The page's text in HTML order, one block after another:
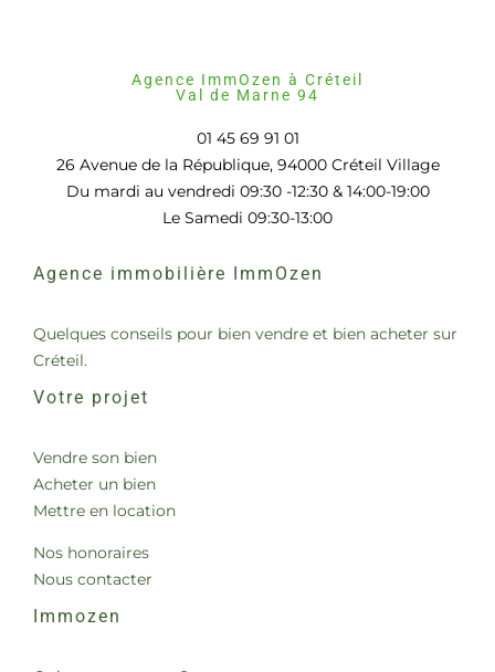
Agence ImmOzen à Créteil
Val de Marne 94
01 45 69 91 01
26 Avenue de la République, 94000 Créteil Village
Du mardi au vendredi 09:30 -12:30 & 14:00-19:00
Le Samedi 09:30-13:00
Agence immobilière ImmOzen
Quelques conseils pour bien vendre et bien acheter sur
Créteil.
Votre projet
Vendre son bien
Acheter un bien
Mettre en location
Nos honoraires
Nous contacter
Immozen